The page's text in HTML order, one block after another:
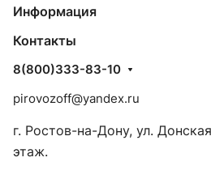
Информация
Контакты
8(800)333-83-10
pirovozoff@yandex.ru
г. Ростов-на-Дону, ул.
этаж.